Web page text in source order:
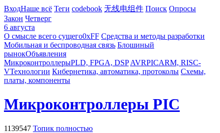
ВходНаше всё Теги codebook 无线电组件 Поиск Опросы
Закон Четверг
6 августа
О смысле всего сущего0xFF Средства и методы разработки
Мобильная и беспроводная связь Блошиный
рынокОбъявления
МикроконтроллерыPLD, FPGA, DSP AVRPICARM, RISC-
VТехнологии Кибернетика, автоматика, протоколы Схемы,
платы, компоненты
Микроконтроллеры PIC
1139547 Топик полностью